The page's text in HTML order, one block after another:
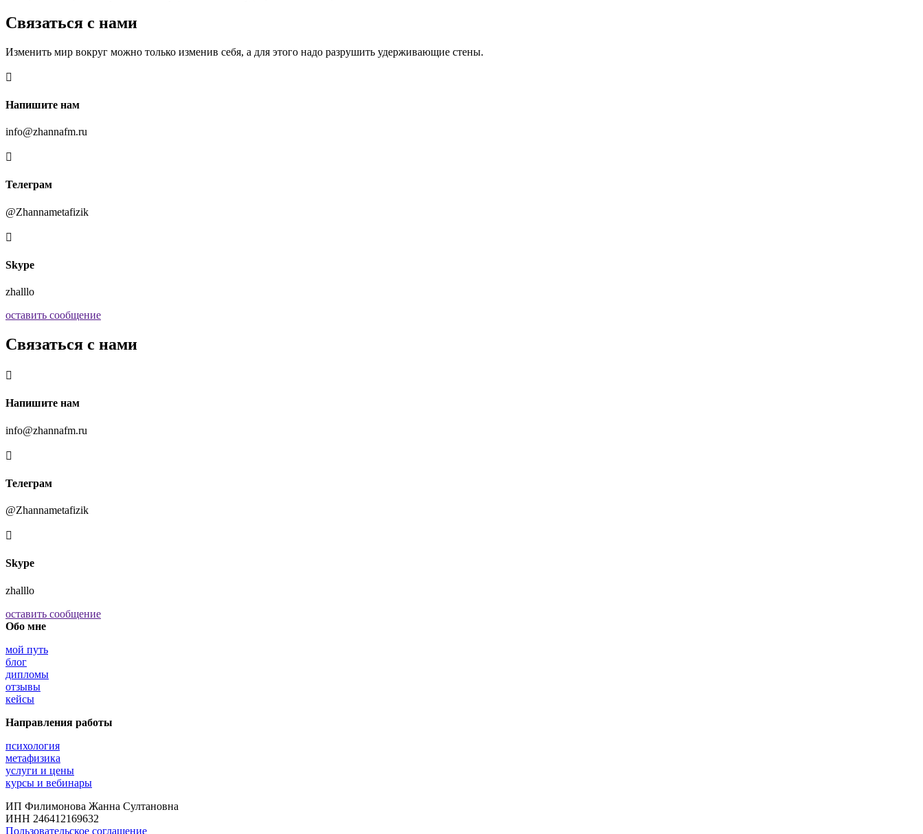
Связаться с нами
Изменить мир вокруг можно только изменив себя, а для этого надо разрушить удерживающие стены.

Напишите нам
info@zhannafm.ru

Телеграм
@Zhannametafizik

Skype
zhalllo
оставить сообщение
Связаться с нами

Напишите нам
info@zhannafm.ru

Телеграм
@Zhannametafizik

Skype
zhalllo
оставить сообщение
Обо мне
мой путь
блог
дипломы
отзывы
кейсы
Направления работы
психология
метафизика
услуги и цены
курсы и вебинары
ИП Филимонова Жанна Султановна
ИНН 246412169632
Пользовательское соглашение